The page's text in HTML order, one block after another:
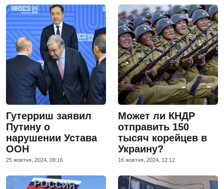
Гутерриш заявил
Путину о
нарушении Устава
ООН
25 жовтня, 2024, 09:16
Может ли КНДР
отправить 150
тысяч корейцев в
Украину?
16 жовтня, 2024, 12:12